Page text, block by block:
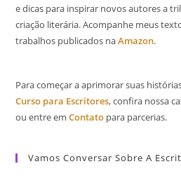
e dicas para inspirar novos autores a
criação literária. Acompanhe meus
trabalhos publicados naAmazon.
Para começar a aprimorar suas
Curso para Escritores, confira nossa
ou entre emContato para parcerias.
Vamos Conversar Sobre A